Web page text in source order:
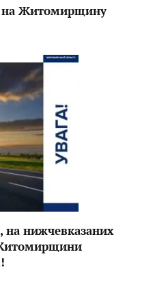
на Житомирщину
на нижчевказаних